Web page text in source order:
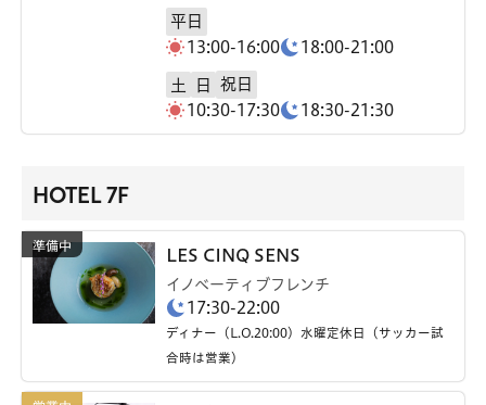
平日
13:00-16:00
18:00-21:00
土 日
祝日
10:30-17:30
18:30-21:30
HOTEL 7F
LES CINQ SENS
イノベーティブフレンチ
17:30-22:00
ディナー（L.O.20:00）水曜定休日（サッカー試
合時は営業）